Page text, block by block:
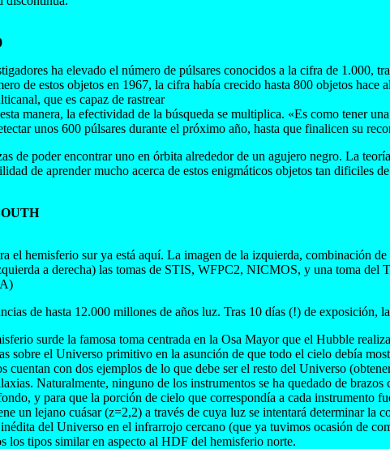
ha elevado el número de púlsares conocidos a la cifra de 1.000,
de estos objetos en 1967, la cifra había crecido hasta 800 objetos
que es capaz de rastrear
manera, la efectividad de la búsqueda se multiplica. «Es como tener
unos 600 púlsares durante el próximo año, hasta que finalicen su
de poder encontrar uno en órbita alrededor de un agujero negro. La
de aprender mucho acerca de estos enigmáticos objetos tan dificiles
el hemisferio sur ya está aquí. La imagen de la izquierda, combinación
a derecha) las tomas de STIS, WFPC2, NICMOS, y una toma
de hasta 12.000 millones de años luz. Tras 10 días (!) de
surde la famosa toma centrada en la Osa Mayor que el Hubble
sobre el Universo primitivo en la asunción de que todo el cielo debía
cuentan con dos ejemplos de lo que debe ser el resto del Universo
Naturalmente, ninguno de los instrumentos se ha quedado de
y para que la porción de cielo que correspondía a cada instrumento
un lejano cuásar (z=2,2) a través de cuya luz se intentará determinar
del Universo en el infrarrojo cercano (que ya tuvimos ocasión de
los tipos similar en aspecto al HDF del hemisferio norte.